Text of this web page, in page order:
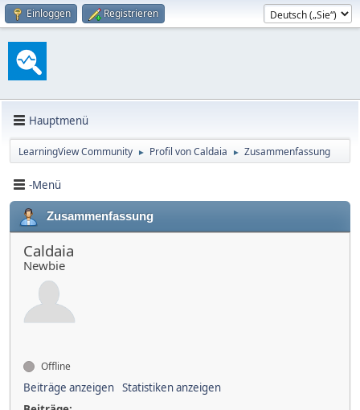
Einloggen Registrieren
Hauptmenü
LearningView Community ► Profil von Caldaia ► Zusammenfassung
-Menü
Zusammenfassung
Caldaia
Newbie
Offline
Beiträge anzeigen Statistiken anzeigen